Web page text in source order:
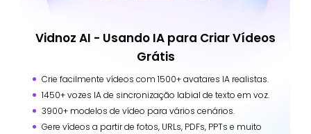
Vidnoz AI - Usando IA para Criar Vídeos
Grátis
Crie facilmente vídeos com 1500+ avatares IA realistas.
1450+ vozes IA de sincronização labial de texto em voz.
3900+ modelos de vídeo para vários cenários.
Gere vídeos a partir de fotos, URLs, PDFs, PPTs e muito